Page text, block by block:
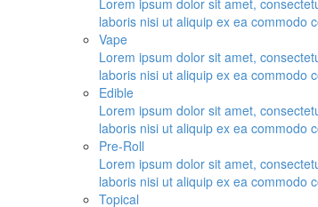
Lorem ipsum dolor sit amet,
laboris nisi ut aliquip ex ea commodo
Vape
Lorem ipsum dolor sit amet,
laboris nisi ut aliquip ex ea commodo
Edible
Lorem ipsum dolor sit amet,
laboris nisi ut aliquip ex ea commodo
Pre-Roll
Lorem ipsum dolor sit amet,
laboris nisi ut aliquip ex ea commodo
Topical